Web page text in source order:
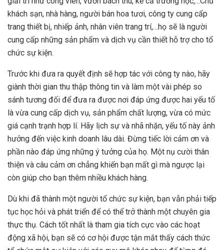
khách sạn, nhà hàng, người bán hoa tươi, công ty cung cấp
trang thiết bị, nhiếp ảnh, nhân viên trang trí,…họ sẽ là người
cung cấp những sản phẩm và dịch vụ cần thiết hỗ trợ cho tổ
chức sự kiện.
Trước khi đưa ra quyết định sẽ hợp tác với công ty nào, hãy
giành thời gian thu thập thông tin và làm một vài phép so
sánh tương đối để đưa ra được nơi đáp ứng được hai yếu tố
là vừa cung cấp dịch vụ, sản phẩm chất lượng, vừa có mức
giá cạnh trạnh hợp lí. Hãy lịch sự và nhã nhặn, yếu tố này ảnh
hưởng đến việc kinh doanh lâu dài. Đừng tiếc lời cảm ơn và
phần nào đáp ứng những ý tưởng của họ. Một nụ cười thân
thiện và câu cảm ơn chẳng khiến bạn mất gì mà ngược lại
còn giúp cho bạn thêm nhiều khách hàng.
Dù khi đã thành một người tổ chức sự kiện, bạn vẫn phải tiếp
tục học hỏi và phát triển để có thể trở thành một chuyên gia
thực thụ. Cách tốt nhất là tham gia tích cực vào các hoạt
động xã hội, bạn sẽ có cơ hội được tận mắt thấy cách thức